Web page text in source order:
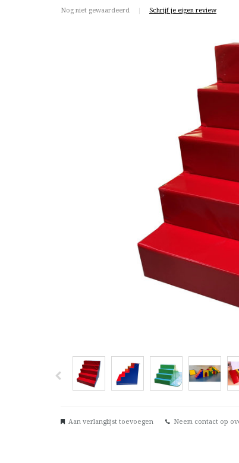
Nog niet gewaardeerd | Schrijf je eigen review
Aan verlanglijst toevoegen Neem contact op